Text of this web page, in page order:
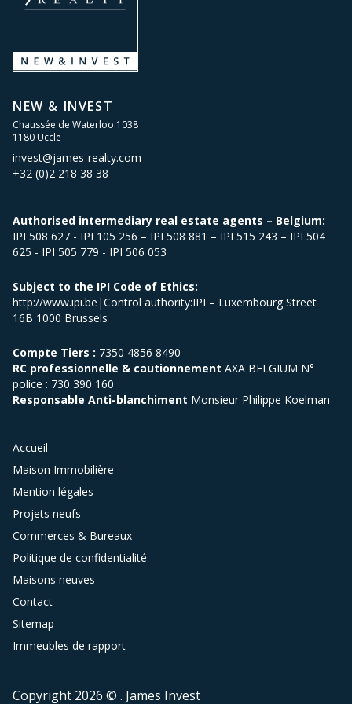
une magnifique
celle-ci offre de superbes perspectives sur
les jardins privatifs et invite à profiter
L’un des atouts les plus remarquables de
cette propriété réside dans son
exceptionnel
urbain. Cet espace extérieur unique
confère à l’appartement une atmosphère
sérénité et qualité de vie au cœur de l’un
des quartiers les plus prisés de la capitale.
L’appartement propose trois belles
chambres ainsi que des espaces de vie
parfaitement agencés, conçus pour assurer
une circulation fluide, un confort absolu et
une atmosphère chaleureuse au quotidien.
L’architecture intérieure met à l’honneur
des matériaux nobles, des lignes épurées et
des finitions haut de gamme, créant un
subtil équilibre entre raffinement
contemporain, élégance intemporelle et
bien-être.
Un emplacement de parking sécurisé en
sous-sol ainsi qu’une cave, proposés en
option, viennent compléter les prestations
NEW & INVEST
Chaussée de Waterloo 1038
1180 Uccle
invest@james-realty.com
+32 (0)2 218 38 38
Authorised intermediary real estate agents – Belgium:
IPI 508 627 - IPI 105 256 – IPI 508 881 – IPI 515 243 – IPI 504
625 - IPI 505 779 - IPI 506 053
Subject to the IPI Code of Ethics:
http://www.ipi.be|Control authority:IPI – Luxembourg Street
16B 1000 Brussels
Compte Tiers : 7350 4856 8490
RC professionnelle & cautionnement AXA BELGIUM N°
police : 730 390 160
Responsable Anti-blanchiment Monsieur Philippe Koelman
Accueil
Maison Immobilière
Mention légales
Projets neufs
Commerces & Bureaux
Politique de confidentialité
Maisons neuves
Contact
Sitemap
Immeubles de rapport
Copyright 2026 © . James Invest